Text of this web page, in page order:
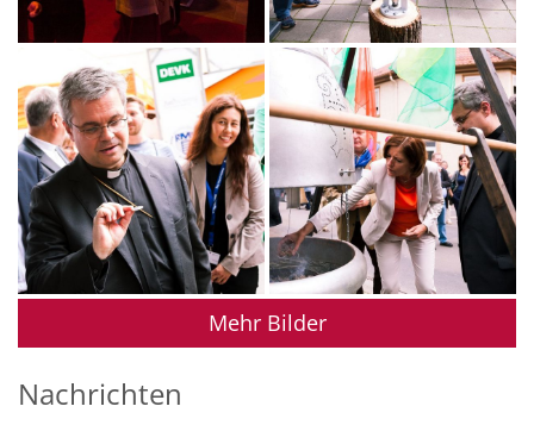
Mehr Bilder
Nachrichten